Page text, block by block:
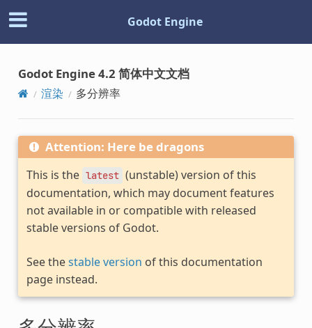
Godot Engine
Godot Engine 4.2 简体中文文档
渲染 多分辨率
Attention: Here be dragons
This is the latest (unstable) version of this
documentation, which may document features
not available in or compatible with released
stable versions of Godot.
See thestable version of this documentation
page instead.